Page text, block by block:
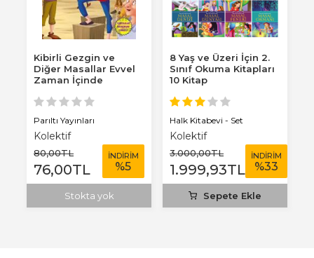
Kibirli Gezgin ve
Diğer Masallar Evvel
Zaman İçinde
Parıltı Yayınları
Kolektif
80,00TL
76,00TL
İNDİRİM
%5
Stokta yok
8 Yaş ve Üzeri İçin 2.
Sınıf Okuma Kitapları
10 Kitap
Halk Kitabevi - Set
Kolektif
3.000,00TL
1.999,93TL
İNDİRİM
%33
Sepete Ekle